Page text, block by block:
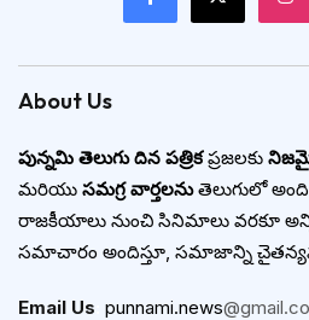
About Us
పున్నమి తెలుగు దిన పత్రికప్రజలకు
మరియు సమగ్ర వార్తలనుతెలుగులో
రాజకీయాలు నుంచి సినిమాలు వరకూ
సమాచారం అందిస్తూ, సమాజాన్ని
Email Us punnami.news